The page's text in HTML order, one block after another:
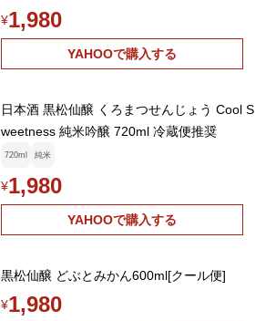
¥1,980
YAHOOで購入する
日本酒 黒松仙醸 くろまつせんじょう Cool S
weetness 純米吟醸 720ml 冷蔵便推奨
720ml 純米
¥1,980
YAHOOで購入する
黒松仙醸 どぶとみかん600ml[クール便]
¥1,980